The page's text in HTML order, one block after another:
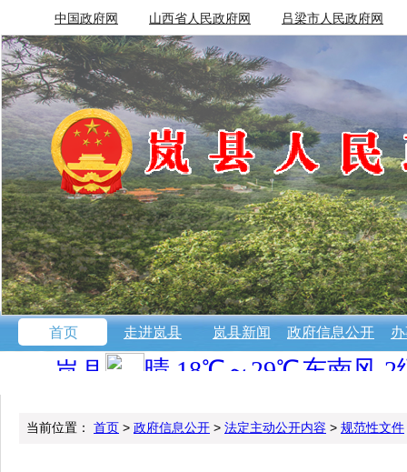
中国政府网 山西省人民政府网 吕梁市人民政府网
首页 走进岚县 岚县新闻 政府信息公开
当前位置： 首页 > 政府信息公开 > 法定主动公开内容 > 规范性文件